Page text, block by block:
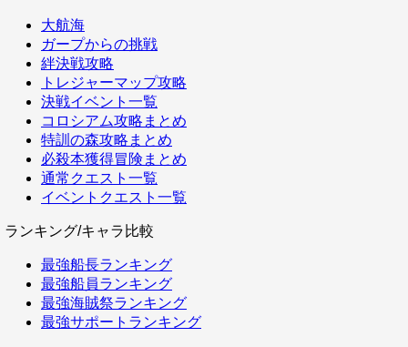
大航海
ガープからの挑戦
絆決戦攻略
トレジャーマップ攻略
決戦イベント一覧
コロシアム攻略まとめ
特訓の森攻略まとめ
必殺本獲得冒険まとめ
通常クエスト一覧
イベントクエスト一覧
ランキング/キャラ比較
最強船長ランキング
最強船員ランキング
最強海賊祭ランキング
最強サポートランキング